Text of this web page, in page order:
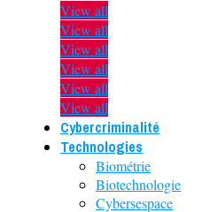
View all
View all
View all
View all
View all
View all
Cybercriminalité
Technologies
Biométrie
Biotechnologie
Cybersespace